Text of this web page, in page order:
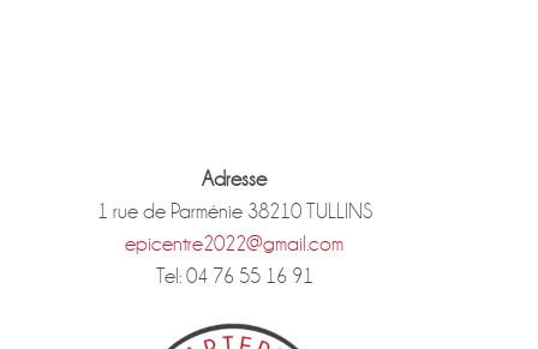
Adresse
1 rue de Parménie 38210 TULLINS
epicentre2022@gmail.com
Tel: 04 76 55 16 91